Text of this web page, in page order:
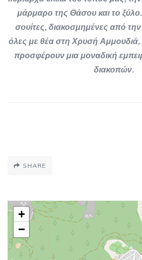
μάρμαρο της Θάσου και το
σουίτες, διακοσμημένες από
όλες με θέα στη Χρυσή Αμμουδιά,
προσφέρουν μια μοναδική
διακοπών.
SHARE
+
−